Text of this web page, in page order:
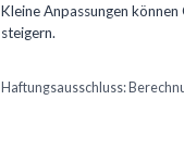
Kleine Anpassungen
steigern.
Haftungsausschluss: